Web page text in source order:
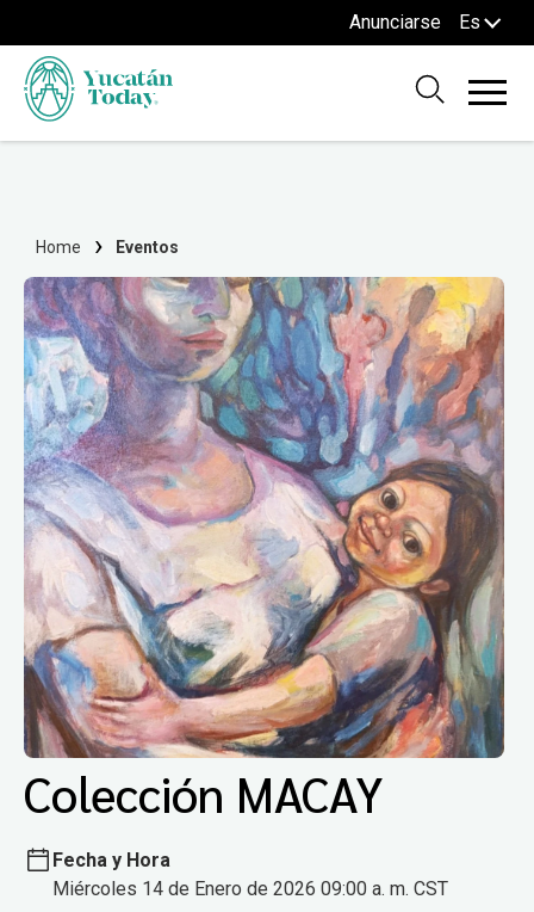
Anunciarse Es
Home Eventos
Colección MACAY
Fecha y Hora
Miércoles 14 de Enero de 2026 09:00 a. m. CST